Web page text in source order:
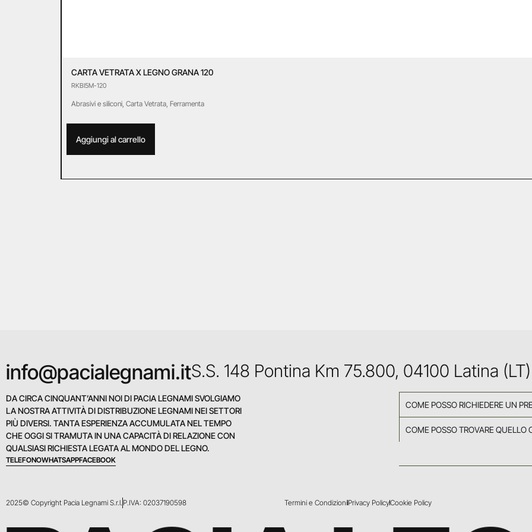
CARTA VETRATA X LEGNO GRANA 120
RKBI5M-120
Abrasivi e siliconi, Carta Vetrata, Ferramenta
Aggiungi al carrello
info@pacialegnami.itS.S. 148 Pontina Km 75.800, 04100 Latina (LT)
DA CIRCA CINQUANT’ANNI NOI DI PACIA LEGNAMI SVOLGIAMO
LA NOSTRA ATTIVITÀ DI DISTRIBUZIONE LEGNAMI NEI SETTORI
PIÙ DIVERSI. TANTA ESPERIENZA ACCUMULATA NEL TEMPO
CHE OGGI SI TRAMUTA IN UNA CAPACITÀ DI RELAZIONE CON
QUALSIASI RICHIESTA LEGATA AL MONDO DEL LEGNO.
TELEFONOWHATSAPPFACEBOOK
COME POSSO RICHIEDERE UN
COME POSSO TROVARE QUELLO
2025© Copyright Pacia Legnami S.r.l. P.IVA: 02037190598 Termini e CondizioniPrivacy PolicyCookie Policy